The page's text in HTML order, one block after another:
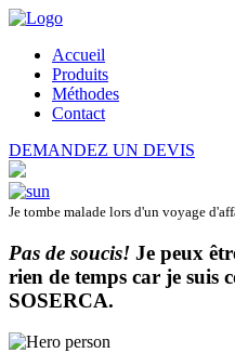
Accueil
Produits
Méthodes
Contact
DEMANDEZ UN DEVIS
Je tombe malade lors d'un voyage
Pas de soucis! Je peux
rien de temps car je suis
SOSERCA.